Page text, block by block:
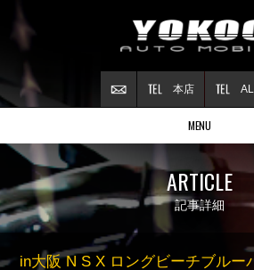
本店
MENU
Stock list
在庫情報
Contract
ご成約情報
About NSX
NSXについて
ARTICLE
記事詳細
in大阪 N S X ロングビーチブルー